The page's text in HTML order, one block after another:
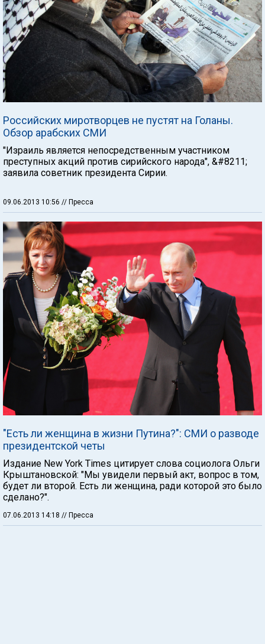
Российских миротворцев не пустят на Голаны.
Обзор арабских СМИ
"Израиль является непосредственным участником
преступных акций против сирийского народа", &#8211;
заявила советник президента Сирии.
09.06.2013 10:56 // Пресса
"Есть ли женщина в жизни Путина?": СМИ о разводе
президентской четы
Издание New York Times цитирует слова социолога Ольги
Крыштановской: "Мы увидели первый акт, вопрос в том,
будет ли второй. Есть ли женщина, ради которой это было
сделано?".
07.06.2013 14:18 // Пресса